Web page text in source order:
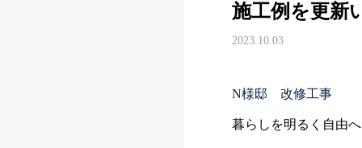
施工例を更新
2023.10.03
N様邸 改修工事
暮らしを明るく自由へ